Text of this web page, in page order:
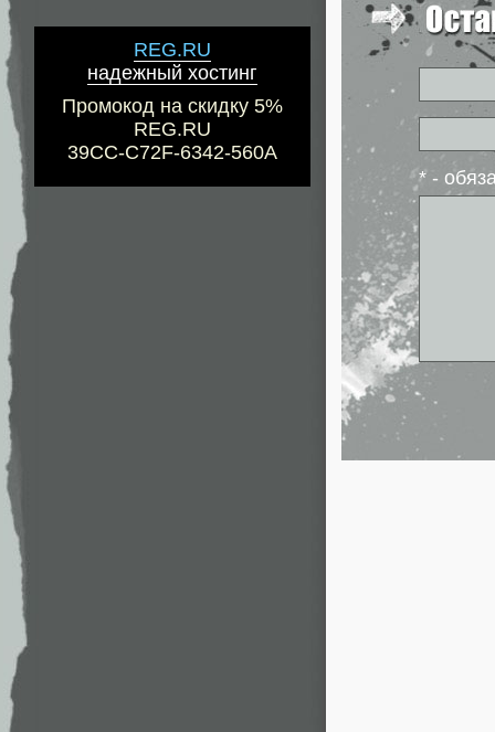
REG.RU
надежный хостинг
Промокод на скидку 5%
REG.RU
39CC-C72F-6342-560A
* -